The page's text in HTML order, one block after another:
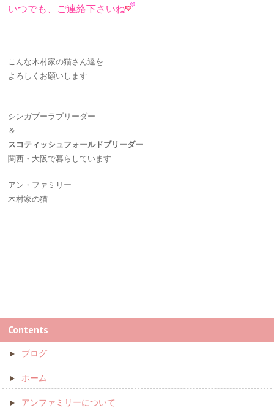
いつでも、ご連絡下さいね
こんな木村家の猫さん達を
よろしくお願いします
シンガプーラブリーダー
＆
スコティッシュフォールドブリーダー
関西・大阪で暮らしています
アン・ファミリー
木村家の猫
Contents
ブログ
ホーム
アンファミリーについて